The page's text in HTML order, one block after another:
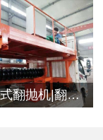
3米整槽式翻抛机|翻堆机发往浙江客户